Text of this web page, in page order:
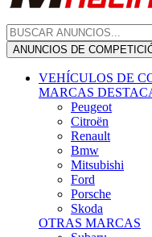
ANUNCIOS DE
VEHÍCULOS DE
MARCAS
Peugeot
Citroën
Renault
Bmw
Mitsubishi
Ford
Porsche
Skoda
OTRAS MARCAS